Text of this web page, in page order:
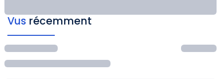
Vus récemment